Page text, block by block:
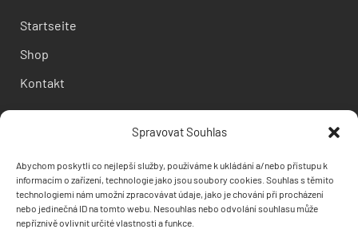
Spravovat Souhlas
Abychom poskytli co nejlepší služby, používáme k ukládání a/nebo přístupu k
informacím o zařízení, technologie jako jsou soubory cookies. Souhlas s těmito
technologiemi nám umožní zpracovávat údaje, jako je chování při procházení
nebo jedinečná ID na tomto webu. Nesouhlas nebo odvolání souhlasu může
nepříznivě ovlivnit určité vlastnosti a funkce.
Startseite
Shop
Kontakt
Versand und Bezahlung
Bedingungen und Bestimmungen
Datenschutz